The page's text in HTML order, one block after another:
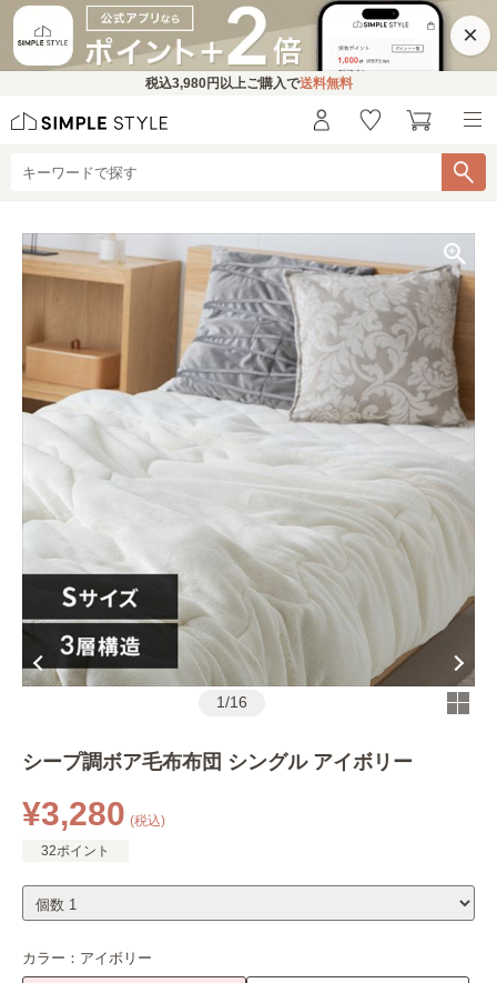
×
税込3,980円 以上ご購入で送料無料
1/16
シープ調ボア毛布布団 シングル アイボリー
¥3,280 (税込)
32ポイント
カラー： アイボリー